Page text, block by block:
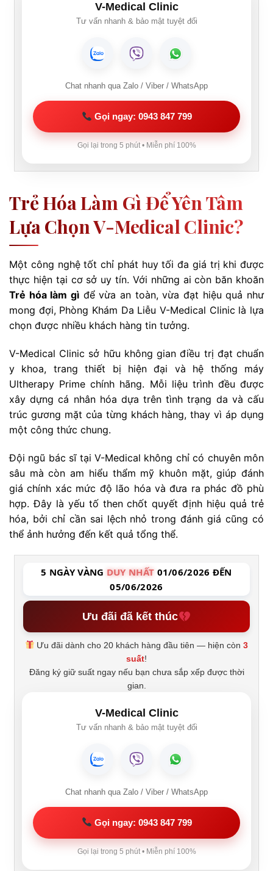
V-Medical Clinic
Tư vấn nhanh & bảo mật tuyệt đối
Chat nhanh qua Zalo / Viber / WhatsApp
Gọi ngay: 0943 847 799
Gọi lại trong 5 phút • Miễn phí 100%
Trẻ Hóa Làm Gì Để Yên Tâm
Lựa Chọn V-Medical Clinic?
Một công nghệ tốt chỉ phát huy tối đa giá trị khi được
thực hiện tại cơ sở uy tín. Với những ai còn băn khoăn
Trẻ hóa làm gì để vừa an toàn, vừa đạt hiệu quả như
mong đợi, Phòng Khám Da Liễu V-Medical Clinic là lựa
chọn được nhiều khách hàng tin tưởng.
V-Medical Clinic sở hữu không gian điều trị đạt chuẩn
y khoa, trang thiết bị hiện đại và hệ thống máy
Ultherapy Prime chính hãng. Mỗi liệu trình đều được
xây dựng cá nhân hóa dựa trên tình trạng da và cấu
trúc gương mặt của từng khách hàng, thay vì áp dụng
một công thức chung.
Đội ngũ bác sĩ tại V-Medical không chỉ có chuyên môn
sâu mà còn am hiểu thẩm mỹ khuôn mặt, giúp đánh
giá chính xác mức độ lão hóa và đưa ra phác đồ phù
hợp. Đây là yếu tố then chốt quyết định hiệu quả trẻ
hóa, bởi chỉ cần sai lệch nhỏ trong đánh giá cũng có
thể ảnh hưởng đến kết quả tổng thể.
5 NGÀY VÀNG DUY NHẤT 01/06/2026 ĐẾN
05/06/2026
Ưu đãi đã kết thúc
Ưu đãi dành cho 20 khách hàng đầu tiên — hiện còn3
suất!
Đăng ký giữ suất ngay nếu bạn chưa sắp xếp được thời
gian.
V-Medical Clinic
Tư vấn nhanh & bảo mật tuyệt đối
Chat nhanh qua Zalo / Viber / WhatsApp
Gọi ngay: 0943 847 799
Gọi lại trong 5 phút • Miễn phí 100%